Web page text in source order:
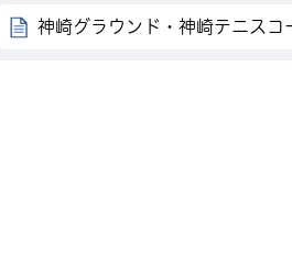
神崎グラウンド・神崎テニスコ